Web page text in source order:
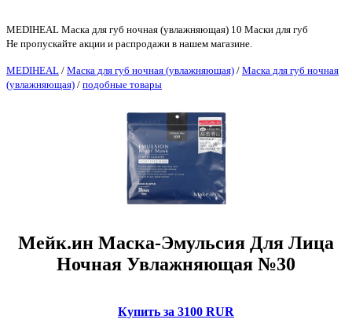
MEDIHEAL Маска для губ ночная (увлажняющая) 10 Маски для губ
Не пропускайте акции и распродажи в нашем магазине.
MEDIHEAL / Маска для губ ночная (увлажняющая) / Маска для губ ночная
(увлажняющая) / подобные товары
Мейк.ин Маска-Эмульсия Для Лица
Ночная Увлажняющая №30
Купить за 3100 RUR